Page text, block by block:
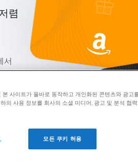
렴
서
사이트가 올바로 동작하고 개인화된 콘텐츠와 광고
의 사용 정보를 회사의 소셜 미디어, 광고 및 분석 협
모든 쿠키 허용